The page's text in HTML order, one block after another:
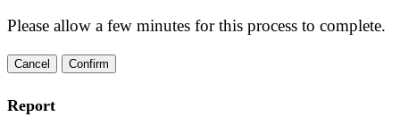
Please allow a few minutes for this process to complete.
Confirm
Report